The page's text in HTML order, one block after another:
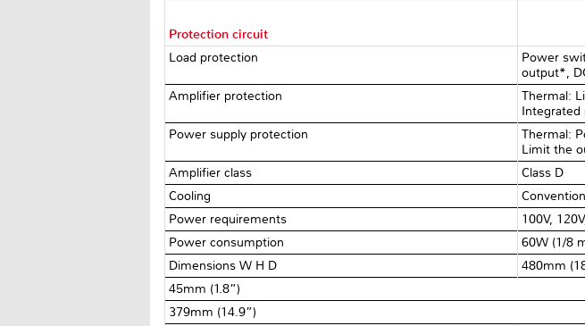
Protection circuit
Load protection
Power
output*,
Amplifier protection
Thermal:
Integrated
Power supply protection
Thermal:
Limit the
Amplifier class
Class D
Cooling
Power requirements
100V,
Power consumption
60W (1/8
Dimensions W H D
480mm
45mm (1.8”)
379mm (14.9”)